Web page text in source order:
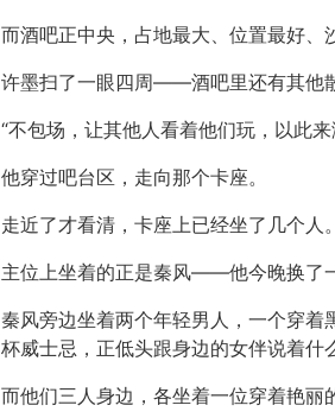
而酒吧正中央，占地最大、位置最好、
许墨扫了一眼四周——酒吧里还有其他
“不包场，让其他人看着他们玩，以此
他穿过吧台区，走向那个卡座。
走近了才看清，卡座上已经坐了几个人。
主位上坐着的正是秦风——他今晚换了
秦风旁边坐着两个年轻男人，一个穿
杯威士忌，正低头跟身边的女伴说着什
而他们三人身边，各坐着一位穿着艳丽